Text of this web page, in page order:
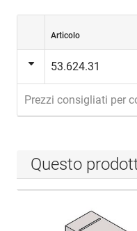
Articolo
53.624.31
Prezzi consigliati per
Questo